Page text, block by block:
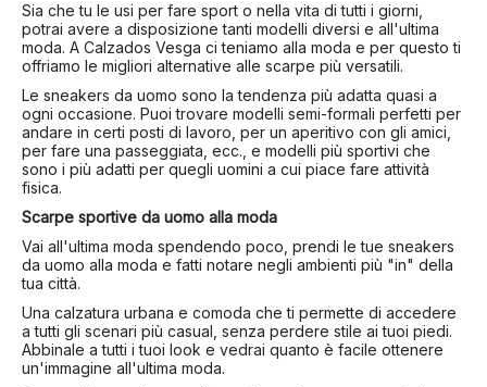
Sia che tu le usi per fare sport o nella vita di tutti i giorni,
potrai avere a disposizione tanti modelli diversi e all'ultima
moda. A Calzados Vesga ci teniamo alla moda e per questo ti
offriamo le migliori alternative alle scarpe più versatili.
Le sneakers da uomo sono la tendenza più adatta quasi a
ogni occasione. Puoi trovare modelli semi-formali perfetti per
andare in certi posti di lavoro, per un aperitivo con gli amici,
per fare una passeggiata, ecc., e modelli più sportivi che
sono i più adatti per quegli uomini a cui piace fare attività
fisica.
Scarpe sportive da uomo alla moda
Vai all'ultima moda spendendo poco, prendi le tue sneakers
da uomo alla moda e fatti notare negli ambienti più "in" della
tua città.
Una calzatura urbana e comoda che ti permette di accedere
a tutti gli scenari più casual, senza perdere stile ai tuoi piedi.
Abbinale a tutti i tuoi look e vedrai quanto è facile ottenere
un'immagine all'ultima moda.